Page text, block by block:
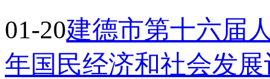
01-20建德市第十六届
年国民经济和社会发